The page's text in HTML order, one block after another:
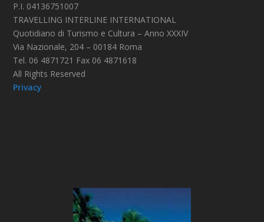
P.I. 04136751007
TRAVELLING INTERLINE INTERNATIONAL
Quotidiano di Turismo e Cultura – Anno XXXIV
Via Nazionale, 204 – 00184 Roma
Tel. 06 4871721 Fax 06 4871618
All Rights Reserved
Privacy